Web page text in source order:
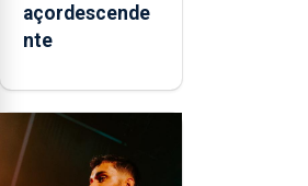
açordescende
nte